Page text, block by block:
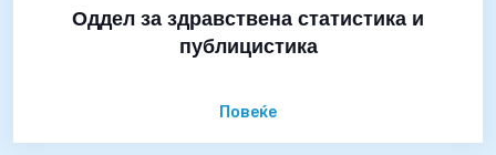
Оддел за здравствена статистика и
публицистика
Повеќе